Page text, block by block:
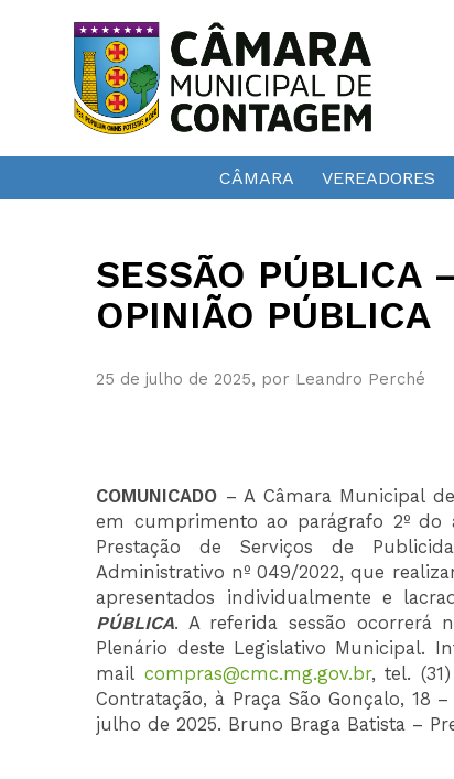
CÂMARA VEREADORES
SESSÃO PÚBLICA
OPINIÃO PÚBLICA
25 de julho de 2025, por Leandro Perché
COMUNICADO – A Câmara Municipal
em cumprimento ao parágrafo 2º do
Prestação de Serviços de
Administrativo nº 049/2022, que
apresentados individualmente e
PÚBLICA. A referida sessão ocorrerá
Plenário deste Legislativo Municipal.
mail compras@cmc.mg.gov.br, tel.
Contratação, à Praça São Gonçalo, 18
julho de 2025. Bruno Braga Batista –